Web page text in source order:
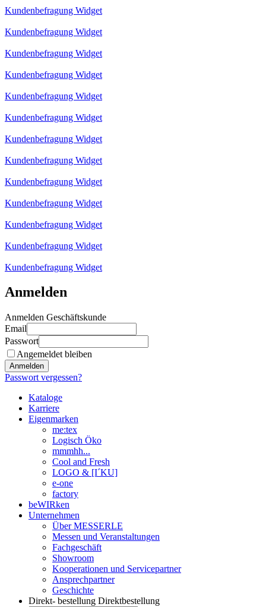
Kundenbefragung Widget
Kundenbefragung Widget
Kundenbefragung Widget
Kundenbefragung Widget
Kundenbefragung Widget
Kundenbefragung Widget
Kundenbefragung Widget
Kundenbefragung Widget
Kundenbefragung Widget
Kundenbefragung Widget
Kundenbefragung Widget
Kundenbefragung Widget
Kundenbefragung Widget
Anmelden
Anmelden Geschäftskunde
Email
Passwort
Angemeldet bleiben
Anmelden
Passwort vergessen?
Kataloge
Karriere
Eigenmarken
me:tex
Logisch Öko
mmmhh...
Cool and Fresh
LOGO & [I´KU]
e-one
factory
beWIRken
Unternehmen
Über MESSERLE
Messen und Veranstaltungen
Fachgeschäft
Showroom
Kooperationen und Servicepartner
Ansprechpartner
Geschichte
Direkt- bestellung Direktbestellung